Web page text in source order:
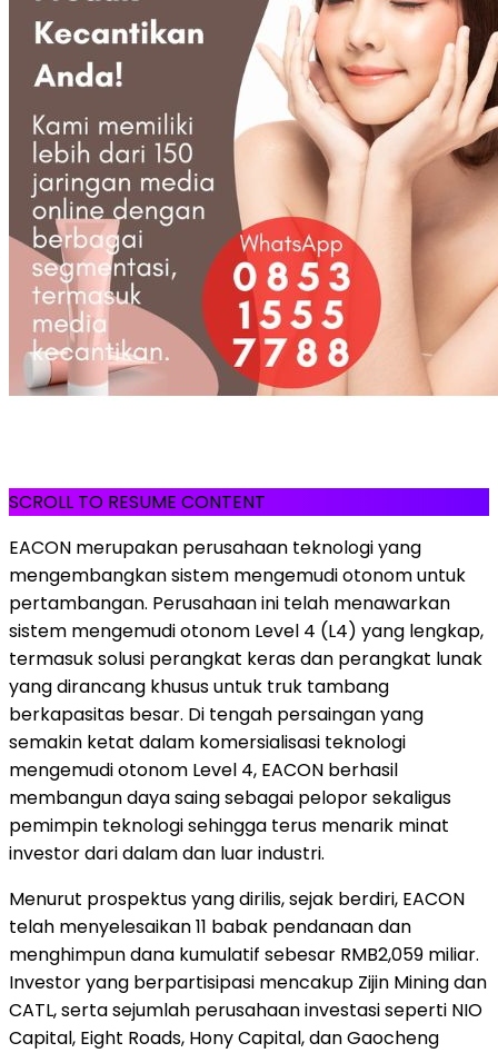
SCROLL TO RESUME CONTENT
EACON merupakan perusahaan teknologi yang
mengembangkan sistem mengemudi otonom untuk
pertambangan. Perusahaan ini telah menawarkan
sistem mengemudi otonom Level 4 (L4) yang lengkap,
termasuk solusi perangkat keras dan perangkat lunak
yang dirancang khusus untuk truk tambang
berkapasitas besar. Di tengah persaingan yang
semakin ketat dalam komersialisasi teknologi
mengemudi otonom Level 4, EACON berhasil
membangun daya saing sebagai pelopor sekaligus
pemimpin teknologi sehingga terus menarik minat
investor dari dalam dan luar industri.
Menurut prospektus yang dirilis, sejak berdiri, EACON
telah menyelesaikan 11 babak pendanaan dan
menghimpun dana kumulatif sebesar RMB2,059 miliar.
Investor yang berpartisipasi mencakup Zijin Mining dan
CATL, serta sejumlah perusahaan investasi seperti NIO
Capital, Eight Roads, Hony Capital, dan Gaocheng